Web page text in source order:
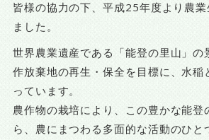
皆様の協力の下、平成25年度より農
ました。
世界農業遺産である「能登の里山」の
作放棄地の再生・保全を目標に、水稲
っています。
農作物の栽培により、この豊かな能登
ら、農にまつわる多面的な活動のひと